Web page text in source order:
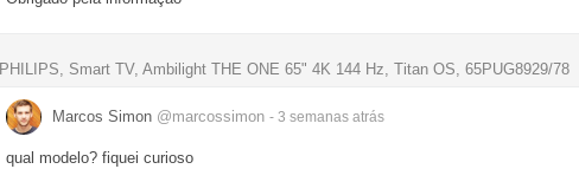
PHILIPS, Smart TV, Ambilight THE ONE 65" 4K 144 Hz, Titan OS, 65PUG8929/78
Marcos Simon @marcossimon - 3 semanas atrás
qual modelo? fiquei curioso